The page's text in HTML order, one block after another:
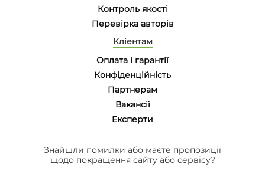
Контроль якості
Перевірка авторів
Кліентам
Оплата і гарантії
Конфіденційність
Партнерам
Вакансії
Eксперти
Знайшли помилки або маєте пропозиції
щодо покращення сайту або сервісу?